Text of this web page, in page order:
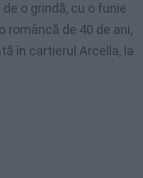
de o grindă, cu o funie
româncă de 40 de ani,
în cartierul Arcella, la